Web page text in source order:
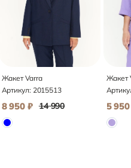
Жакет Varra
Артикул: 2015513
8 950 ₽ 14 990
Жакет
5 950